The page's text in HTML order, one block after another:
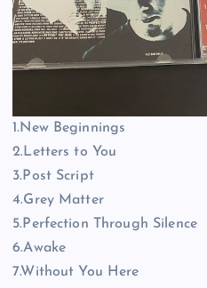
1.New Beginnings
2.Letters to You
3.Post Script
4.Grey Matter
5.Perfection Through Silence
6.Awake
7.Without You Here